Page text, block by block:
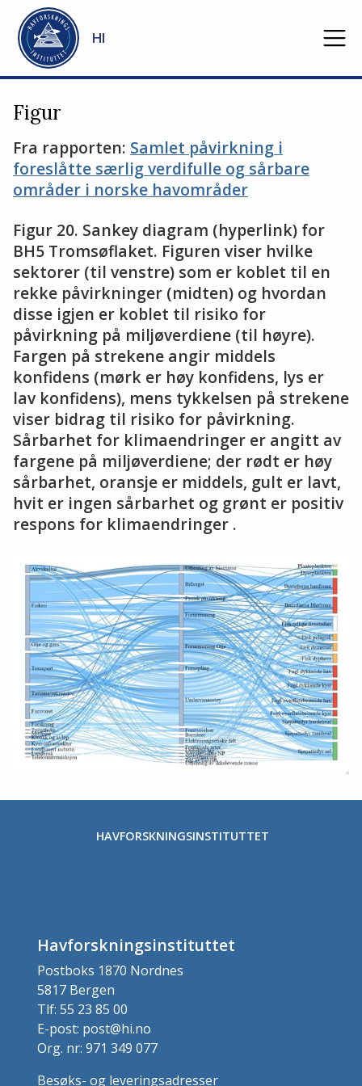
Gå til hovedinnhold
HI
Figur
Fra rapporten: Samlet påvirkning i
foreslåtte særlig verdifulle og sårbare
områder i norske havområder
Figur 20. Sankey diagram (hyperlink) for
BH5 Tromsøflaket. Figuren viser hvilke
sektorer (til venstre) som er koblet til en
rekke påvirkninger (midten) og hvordan
disse igjen er koblet til risiko for
påvirkning på miljøverdiene (til høyre).
Fargen på strekene angir middels
konfidens (mørk er høy konfidens, lys er
lav konfidens), mens tykkelsen på strekene
viser bidrag til risiko for påvirkning.
Sårbarhet for klimaendringer er angitt av
fargene på miljøverdiene; der rødt er høy
sårbarhet, oransje er middels, gult er lavt,
hvit er ingen sårbarhet og grønt er positiv
respons for klimaendringer .
HAVFORSKNINGSINSTITUTTET
Havforskningsinstituttet
Postboks 1870 Nordnes
5817 Bergen
Tlf: 55 23 85 00
E-post: post@hi.no
Org. nr: 971 349 077
Besøks- og leveringsadresser